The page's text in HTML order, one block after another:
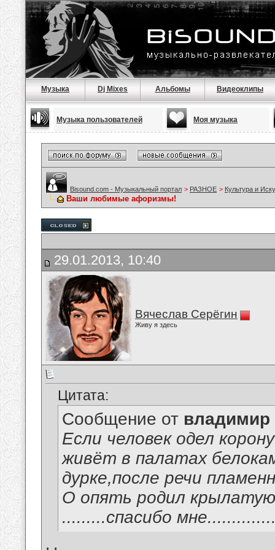
Музыка Dj Mixes Альбомы Видеоклипы
Музыка пользователей Моя музыка
Bisound.com - Музыкальный портал > РАЗНОЕ > Культура и
Ваши любимые афоризмы!
29.01.2013, 10:40
Вячеслав Серёгин
Живу я здесь
Цитата:
Сообщение от владимир
Если человек одел
живёт в палатах
дурке,после речи
О опять родил
.........спасибо